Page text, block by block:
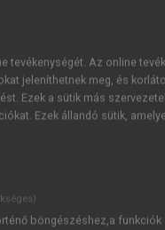
JELSZÓ
tevékenységét. Az online
jeleníthetnek meg, és
Ezek a sütik más
Ezek állandó sütik,
böngészéshez,a funkciók